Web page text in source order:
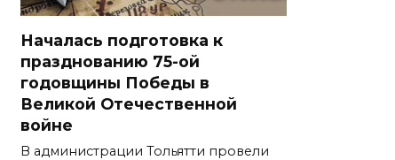
Началась подготовка к
празднованию 75-ой
годовщины Победы в
Великой Отечественной
войне
В администрации Тольятти провели